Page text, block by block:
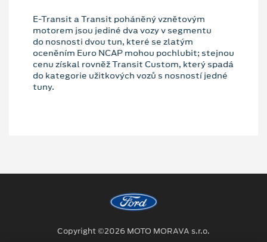
E-Transit a Transit poháněný vznětovým
motorem jsou jediné dva vozy v segmentu
do nosnosti dvou tun, které se zlatým
oceněním Euro NCAP mohou pochlubit; stejnou
cenu získal rovněž Transit Custom, který spadá
do kategorie užitkových vozů s nosností jedné
tuny.
Copyright ©2026 MOTO MORAVA s.r.o.